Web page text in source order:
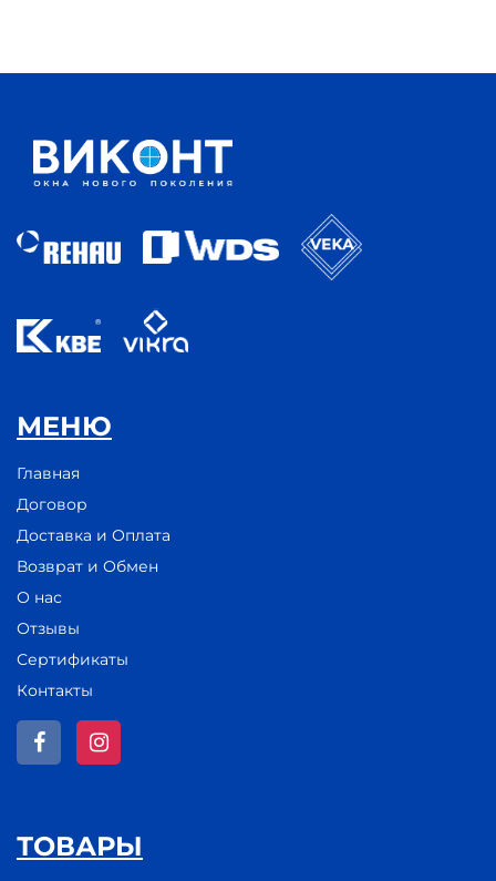
МЕНЮ
Главная
Договор
Доставка и Оплата
Возврат и Обмен
О нас
Отзывы
Сертификаты
Контакты
ТОВАРЫ